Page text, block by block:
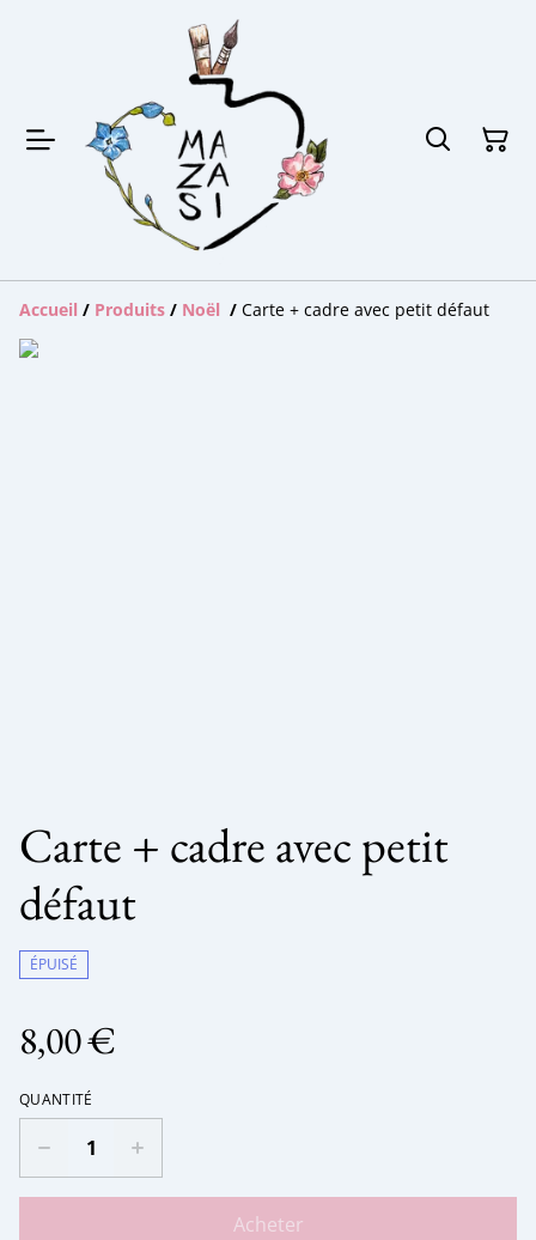
Accueil / Produits / Noël / Carte + cadre avec petit défaut
Carte + cadre avec petit
défaut
ÉPUISÉ
8,00 €
QUANTITÉ
Acheter